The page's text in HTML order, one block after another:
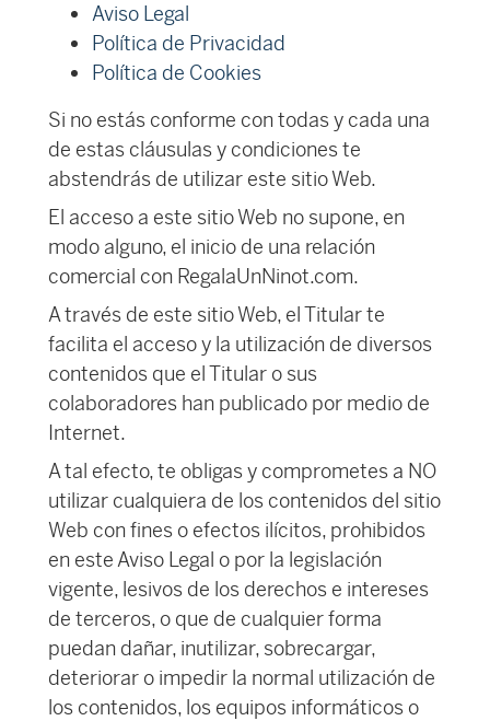
Aviso Legal
Política de Privacidad
Política de Cookies
Si no estás conforme con todas y cada una
de estas cláusulas y condiciones te
abstendrás de utilizar este sitio Web.
El acceso a este sitio Web no supone, en
modo alguno, el inicio de una relación
comercial con RegalaUnNinot.com.
A través de este sitio Web, el Titular te
facilita el acceso y la utilización de diversos
contenidos que el Titular o sus
colaboradores han publicado por medio de
Internet.
A tal efecto, te obligas y comprometes a NO
utilizar cualquiera de los contenidos del sitio
Web con fines o efectos ilícitos, prohibidos
en este Aviso Legal o por la legislación
vigente, lesivos de los derechos e intereses
de terceros, o que de cualquier forma
puedan dañar, inutilizar, sobrecargar,
deteriorar o impedir la normal utilización de
los contenidos, los equipos informáticos o